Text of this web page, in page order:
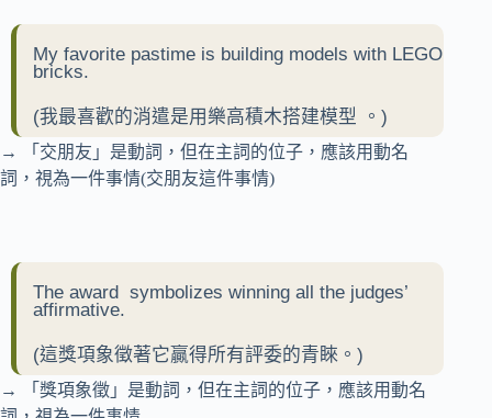
My favorite pastime is building models with LEGO
bricks.
(我最喜歡的消遣是用樂高積木搭建模型 。)
→ 「交朋友」是動詞，但在主詞的位子，應該用動名
詞，視為一件事情(交朋友這件事情)
The award symbolizes winning all the judges’
affirmative.
(這獎項象徵著它贏得所有評委的青睞。 )
→ 「獎項象徵」是動詞，但在主詞的位子，應該用動名